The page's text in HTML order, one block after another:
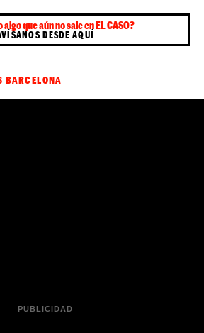
algo que aún no sale en EL CASO?
DESDE AQUÍ
BARCELONA